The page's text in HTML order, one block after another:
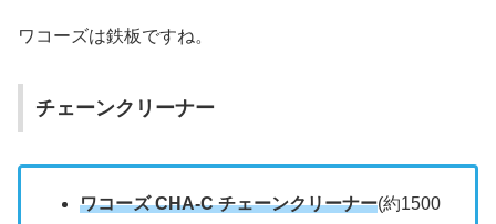
ワコーズは鉄板ですね。
チェーンクリーナー
ワコーズ CHA-C チェーンクリーナー(約1500